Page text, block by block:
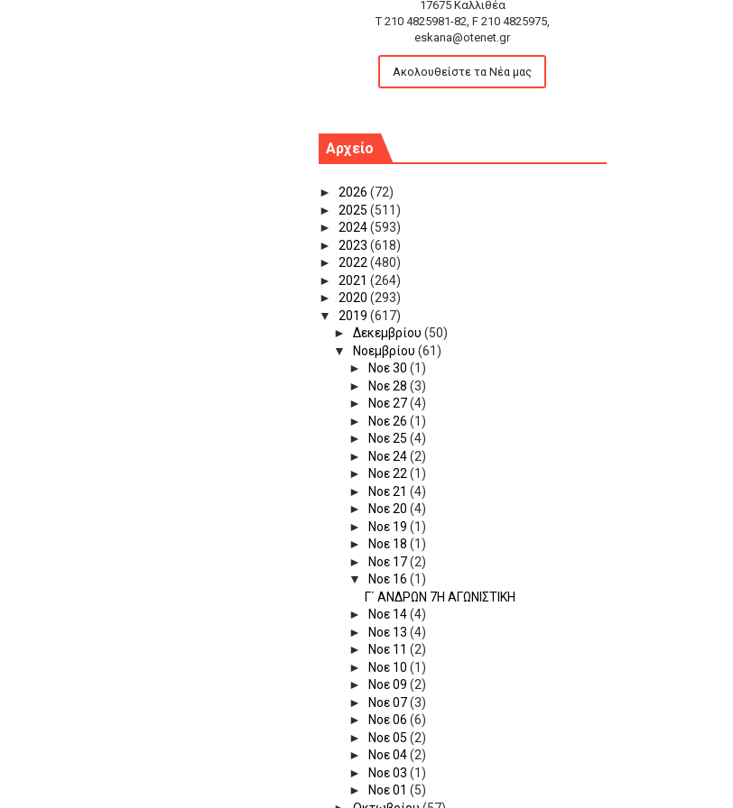
17675 Καλλιθέα
T 210 4825981-82, F 210 4825975,
eskana@otenet.gr
Ακολουθείστε τα Νέα μας
Αρχείο
► 2026 (72)
► 2025 (511)
► 2024(593)
► 2023 (618)
► 2022(480)
► 2021 (264)
► 2020 (293)
▼ 2019 (617)
►Δεκεμβρίου(50)
▼ Νοεμβρίου(61)
►
Νοε 30(1)
►
Νοε 28(3)
►
Νοε 27(4)
►
Νοε 26(1)
►
Νοε 25(4)
►
Νοε 24(2)
►
Νοε 22(1)
►
Νοε 21(4)
►
Νοε 20(4)
►
Νοε 19(1)
►
Νοε 18(1)
►
Νοε 17(2)
▼
Νοε 16(1)
Γ΄ ΑΝΔΡΩΝ 7Η ΑΓΩΝΙΣΤΙΚΗ
►
Νοε 14(4)
►
Νοε 13(4)
►
Νοε 11(2)
►
Νοε 10(1)
►
Νοε 09(2)
►
Νοε 07(3)
►
Νοε 06(6)
►
Νοε 05(2)
►
Νοε 04(2)
►
Νοε 03(1)
►
Νοε 01(5)